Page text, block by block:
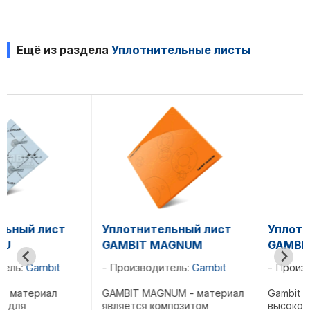
Ещё из раздела Уплотнительные листы
Уплотнительный лист
GAMBIT MAGNUM
Производитель:Gambit
GAMBIT MAGNUM - материал
является композитом
Уплотнительный
GAMBIT PARO-
Производитель:
Gambit PARO-GAMBIT -
высокоэффективный